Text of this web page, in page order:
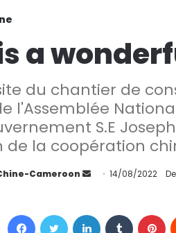
a
du chantier de
l'Assemblée
S.E
de la coopération
Cameroon 14/08/2022